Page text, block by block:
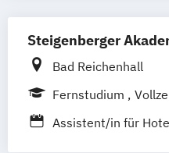
Steigenberger
Bad Reichenhall
Fernstudium
Assistent/in für